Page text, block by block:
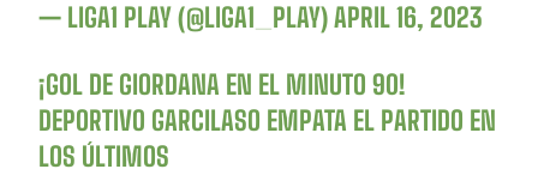
— LIGA1 PLAY (@LIGA1_PLAY)APRIL 16, 2023
¡GOL DE GIORDANA EN EL MINUTO 90!
DEPORTIVO GARCILASO EMPATA EL PARTIDO EN
LOS ÚLTIMOS